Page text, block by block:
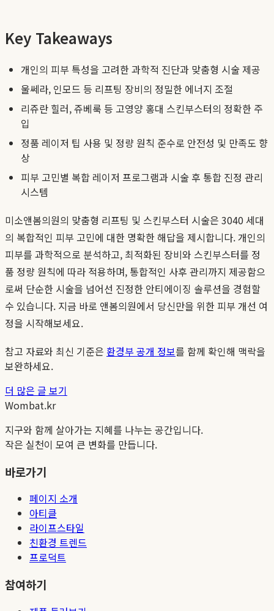
Key Takeaways
개인의 피부 특성을 고려한 과학적 진단과 맞춤형 시술 제공
울쎄라, 인모드 등 리프팅 장비의 정밀한 에너지 조절
리쥬란 힐러, 쥬베룩 등 고영양 홍대 스킨부스터의 정확한 주
입
정품 레이저 팁 사용 및 정량 원칙 준수로 안전성 및 만족도 향
상
피부 고민별 복합 레이저 프로그램과 시술 후 통합 진정 관리
시스템
미소앤봄의원의 맞춤형 리프팅 및 스킨부스터 시술은 3040 세대
의 복합적인 피부 고민에 대한 명확한 해답을 제시합니다. 개인의
피부를 과학적으로 분석하고, 최적화된 장비와 스킨부스터를 정
품 정량 원칙에 따라 적용하며, 통합적인 사후 관리까지 제공함으
로써 단순한 시술을 넘어선 진정한 안티에이징 솔루션을 경험할
수 있습니다. 지금 바로 앤봄의원에서 당신만을 위한 피부 개선 여
정을 시작해보세요.
참고 자료와 최신 기준은 환경부 공개 정보를 함께 확인해 맥락을
보완하세요.
더 많은 글 보기
Wombat.kr
지구와 함께 살아가는 지혜를 나누는 공간입니다.
작은 실천이 모여 큰 변화를 만듭니다.
바로가기
페이지 소개
아티클
라이프스타일
친환경 트렌드
프로덕트
참여하기